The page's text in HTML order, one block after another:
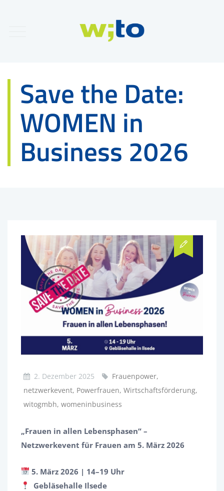
Save the Date:
WOMEN in
Business 2026
2. Dezember 2025
Frauenpower,
netzwerkevent, Powerfrauen, Wirtschaftsförderung,
witogmbh, womeninbusiness
„Frauen in allen Lebensphasen“ –
Netzwerkevent für Frauen am 5. März 2026
5. März 2026 | 14–19 Uhr
Gebläsehalle Ilsede